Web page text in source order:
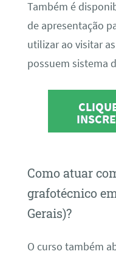
Também é
de apresentação
utilizar ao visitar
possuem sistema
Como atuar
grafotécnico
Gerais)?
O curso também